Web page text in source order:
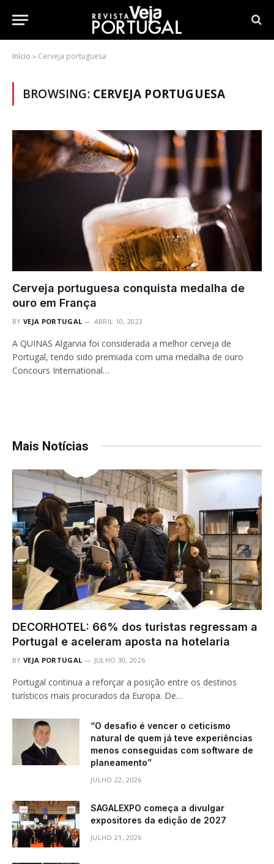
Início » Cerveja portuguesa
BROWSING: CERVEJA PORTUGUESA
Cerveja portuguesa conquista medalha de
ouro em França
BY VEJA PORTUGAL ABRIL 10, 2023
A QUINAS Algarvia foi considerada a melhor cerveja de
Portugal, tendo sido premiada com uma medalha de ouro
Concours International…
Mais Notícias
DECORHOTEL: 66% dos turistas regressam a
Portugal e aceleram aposta na hotelaria
BY VEJA PORTUGAL JULHO 30, 2026
Portugal continua a reforçar a posição entre os destinos
turísticos mais procurados da Europa. De…
“O desafio é vencer o ceticismo
natural de quem já teve experiências
menos conseguidas com software de
planeamento”
JULHO 22, 2026
SAGALEXPO começa a divulgar
expositores da edição de 2027
JULHO 21, 2026